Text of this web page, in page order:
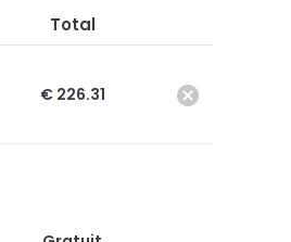
Total
€ 226.31